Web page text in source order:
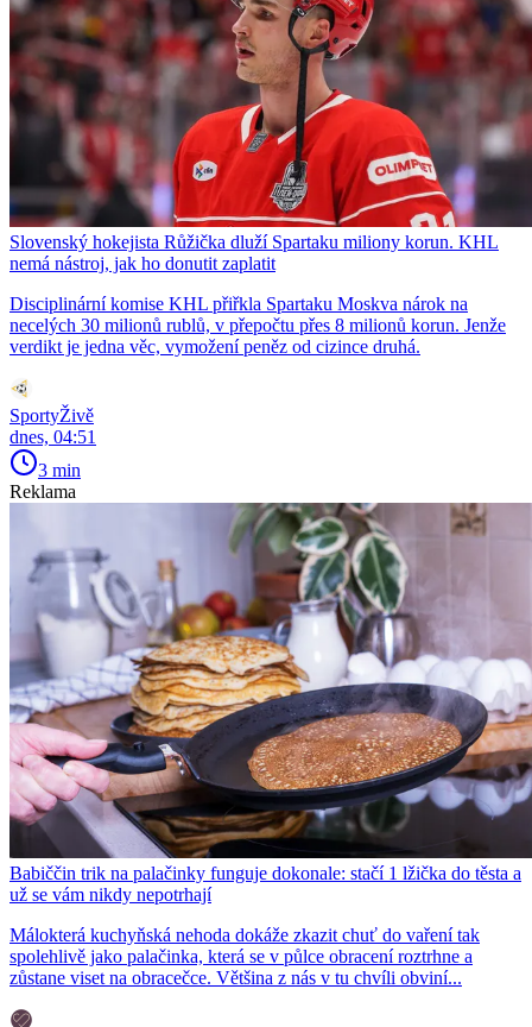
Slovenský hokejista Růžička dluží Spartaku miliony korun. KHL
nemá nástroj, jak ho donutit zaplatit
Disciplinární komise KHL přiřkla Spartaku Moskva nárok na
necelých 30 milionů rublů, v přepočtu přes 8 milionů korun. Jenže
verdikt je jedna věc, vymožení peněz od cizince druhá.
SportyŽivě
dnes, 04:51
3 min
Reklama
Babiččin trik na palačinky funguje dokonale: stačí 1 lžička do těsta a
už se vám nikdy nepotrhají
Málokterá kuchyňská nehoda dokáže zkazit chuť do vaření tak
spolehlivě jako palačinka, která se v půlce obracení roztrhne a
zůstane viset na obracečce. Většina z nás v tu chvíli obviní...